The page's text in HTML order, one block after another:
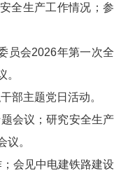
全生产工作情况；参
会2026年第一次全
。
主题党日活动。
会议；研究安全生产
议。
会见中电建铁路建设